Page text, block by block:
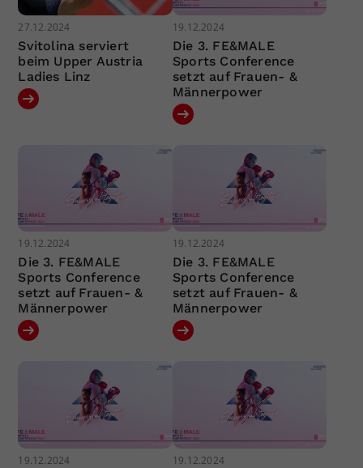
27.12.2024
Svitolina serviert
beim Upper Austria
Ladies Linz
19.12.2024
Die 3. FE&MALE
Sports Conference
setzt auf Frauen- &
Männerpower
19.12.2024
Die 3. FE&MALE
Sports Conference
setzt auf Frauen- &
Männerpower
19.12.2024
Die 3. FE&MALE
Sports Conference
setzt auf Frauen- &
Männerpower
19.12.2024 19.12.2024